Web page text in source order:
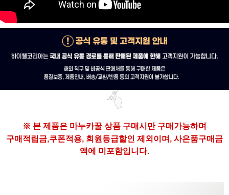
※ 본 제품은 마누카꿀 상품 구매시만 구매가능하며
구매 적립금,쿠폰적용, 회원등급할인 제외이며, 사은품구매금
액에 미포함입니다.